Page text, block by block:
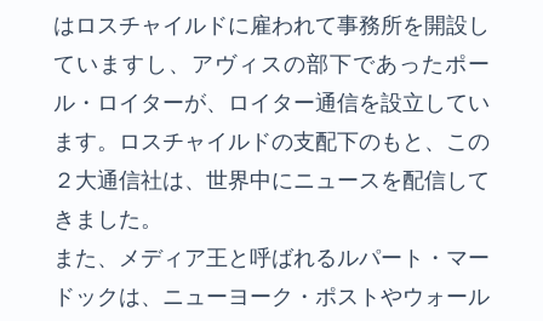
はロスチャイルドに雇われて事務所を開設し
ていますし、アヴィスの部下であったポー
ル・ロイターが、ロイター通信を設立してい
ます。ロスチャイルドの支配下のもと、この
２大通信社は、世界中にニュースを配信して
きました。
また、メディア王と呼ばれるルパート・マー
ドックは、ニューヨーク・ポストやウォール